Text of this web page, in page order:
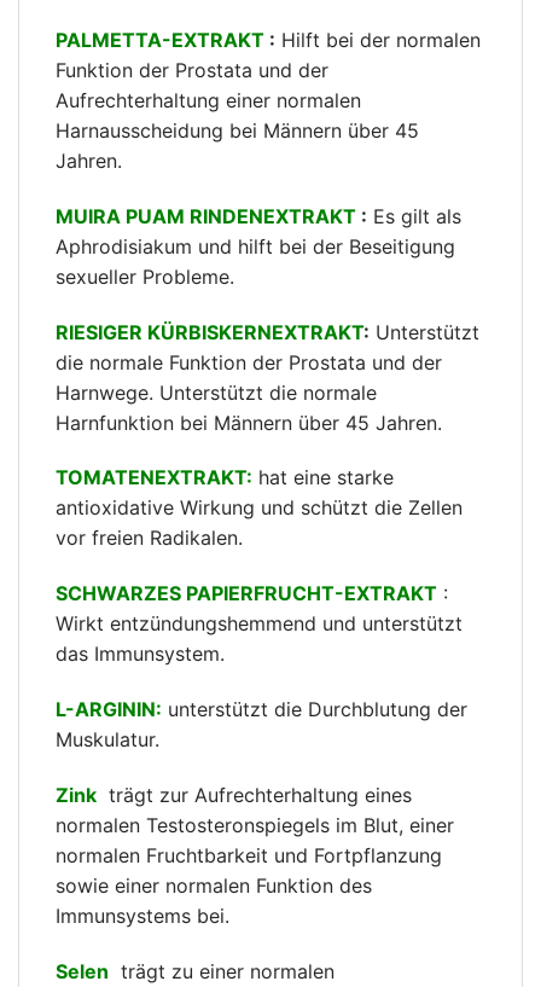
PALMETTA-EXTRAKT : Hilft bei der normalen
Funktion der Prostata und der
Aufrechterhaltung einer normalen
Harnausscheidung bei Männern über 45
Jahren.
MUIRA PUAM RINDENEXTRAKT : Es gilt als
Aphrodisiakum und hilft bei der Beseitigung
sexueller Probleme.
RIESIGER KÜRBISKERNEXTRAKT: Unterstützt
die normale Funktion der Prostata und der
Harnwege. Unterstützt die normale
Harnfunktion bei Männern über 45 Jahren.
TOMATENEXTRAKT: hat eine starke
antioxidative Wirkung und schützt die Zellen
vor freien Radikalen.
SCHWARZES PAPIERFRUCHT-EXTRAKT :
Wirkt entzündungshemmend und unterstützt
das Immunsystem.
L-ARGININ: unterstützt die Durchblutung der
Muskulatur.
Zink trägt zur Aufrechterhaltung eines
normalen Testosteronspiegels im Blut, einer
normalen Fruchtbarkeit und Fortpflanzung
sowie einer normalen Funktion des
Immunsystems bei.
Selen trägt zu einer normalen